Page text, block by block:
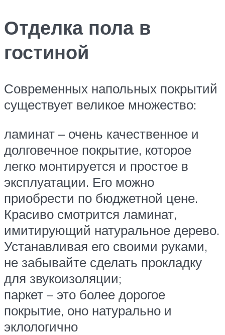
Отделка пола в
гостиной
Современных напольных покрытий
существует великое множество:
ламинат – очень качественное и
долговечное покрытие, которое
легко монтируется и простое в
эксплуатации. Его можно
приобрести по бюджетной цене.
Красиво смотрится ламинат,
имитирующий натуральное дерево.
Устанавливая его своими руками,
не забывайте сделать прокладку
для звукоизоляции;
паркет – это более дорогое
покрытие, оно натурально и
эклологично